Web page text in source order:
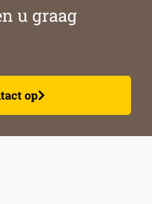
u graag
op